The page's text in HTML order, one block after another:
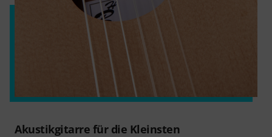
Akustikgitarre für die Kleinsten